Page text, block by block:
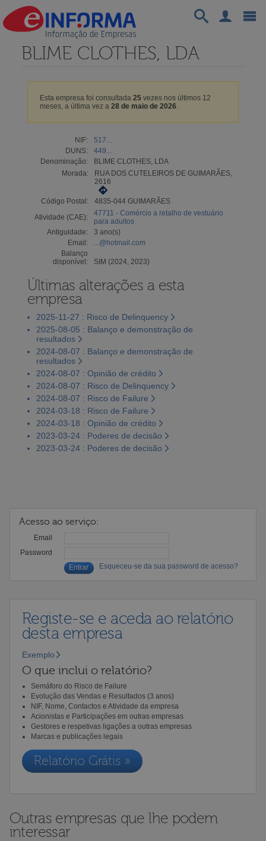
BLIME CLOTHES, LDA
Esta empresa foi consultada 25vezes nos últimos 12
meses, a última vez a 28 de maio de 2026.
NIF:
517...
DUNS:
449...
Denominação:
BLIME CLOTHES, LDA
Morada:
RUA DOS CUTELEIROS DE GUIMARÃES,
2616
Código Postal:
4835-044 GUIMARÃES
Atividade (CAE):
47711 - Comércio a retalho de vestuário
para adultos
Antiguidade:
3 ano(s)
Email:
...@hotmail.com
Balanço
disponível:
SIM (2024, 2023)
Últimas alterações a esta
empresa
2025-11-27 : Risco de Delinquency
2025-08-05 : Balanço e demonstração de
resultados
2024-08-07 : Balanço e demonstração de
resultados
2024-08-07 : Opinião de crédito
2024-08-07 : Risco de Delinquency
2024-08-07 : Risco de Failure
2024-03-18 : Risco de Failure
2024-03-18 : Opinião de crédito
2023-03-24 : Poderes de decisão
2023-03-24 : Poderes de decisão
Acesso ao serviço:
Email
Password
Esqueceu-se da sua password de acesso?
Registe-se e aceda ao relatório
desta empresa
Exemplo
O que inclui o relatório?
Semáforo do Risco de Failure
Evolução das Vendas e Resultados (3 anos)
NIF, Nome, Contactos e Atividade da empresa
Acionistas e Participações em outras empresas
Gestores e respetivas ligações a outras empresas
Marcas e publicações legais
Relatório Grátis »
Outras empresas que lhe podem
interessar